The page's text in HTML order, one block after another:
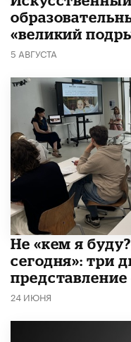
«великий
5 АВГУСТА
Не «кем я
сегодня»: три
24 ИЮНЯ